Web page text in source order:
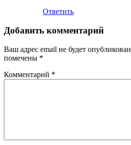
Ответить
Добавить комментарий
Ваш адрес email не будет
помечены *
Комментарий *